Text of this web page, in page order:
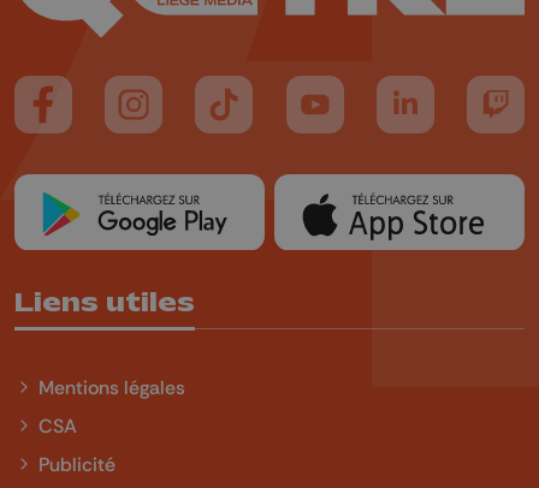
Suivez-nous sur FaceBook
Suivez-nous sur Instagram
Suivez-nous sur TikTok
Suivez-nous sur YouTube
Suivez-nous
Liens utiles
Mentions légales
CSA
Publicité